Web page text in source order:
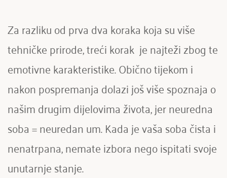
Za razliku od prva dva koraka koja su više
tehničke prirode, treći korak  je najteži zbog te
emotivne karakteristike. Obično tijekom i
nakon pospremanja dolazi još više spoznaja o
našim drugim dijelovima života, jer neuredna
soba = neuredan um. Kada je vaša soba čista i
nenatrpana, nemate izbora nego ispitati svoje
unutarnje stanje.